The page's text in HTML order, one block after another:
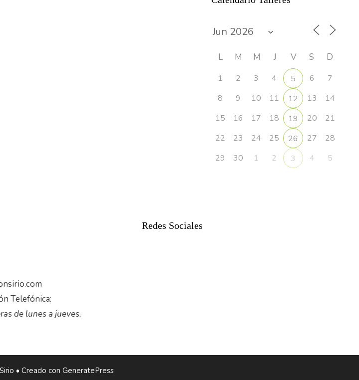
L M M J V S D
1 2 3 4 5 6
7
8
9 10 11 12 13
14
15
16 17 18 19 20
21
22
23 24 25 26 27
28
29
30 1 2 3 4 5
Telefónica:
de lunes a jueves.
Redes Sociales
• Creado con GeneratePress